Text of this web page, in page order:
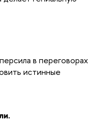
в переговорах
истинные